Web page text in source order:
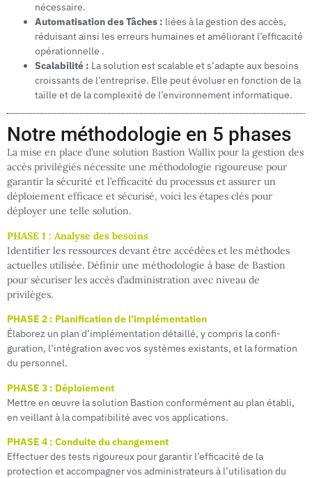
nécessaire.
Automatisation des Tâches : liées à la gestion des accès,
réduisant ainsi les erreurs humaines et améliorant l’efficacité
opérationnelle .
Scalabilité : La solution est scalable et s’adapte aux besoins
croissants de l’entreprise. Elle peut évoluer en fonction de la
taille et de la complexité de l’environnement informatique.
Notre méthodologie en 5 phases
La mise en place d’une solution Bastion Wallix pour la gestion des
accès privilégiés nécessite une méthodologie rigoureuse pour
garan­tir la sécurité et l’efficacité du processus et assurer un
déploiement efficace et sécurisé, voici les étapes clés pour
déployer une telle solution.
PHASE 1 : Analyse des besoins
Identifier les ressources devant être accédées et les méthodes
actuelles utilisée. Définir une méthodologie à base de Bastion
pour sécuriser les accès d’administration avec niveau de
privilèges.
PHASE 2 : Planification de l’implémentation
Élaborez un plan d’implémentation détaillé, y compris la confi­
guration, l’intégration avec vos systèmes existants, et la formation
du personnel.
PHASE 3 : Déploiement
Mettre en œuvre la solution Bastion conformément au plan établi,
en veillant à la com­patibilité avec vos applications.
PHASE 4 : Conduite du changement
Effectuer des tests rigoureux pour garantir l’efficacité de la
protection et accompagner vos administrateurs à l’utilisation du